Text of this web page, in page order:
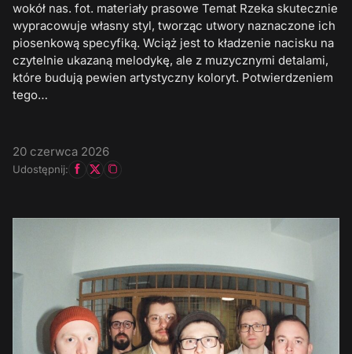
wokół nas. fot. materiały prasowe Temat Rzeka skutecznie
wypracowuje własny styl, tworząc utwory naznaczone ich
piosenkową specyfiką. Wciąż jest to kładzenie nacisku na
czytelnie ukazaną melodykę, ale z muzycznymi detalami,
które budują pewien artystyczny koloryt. Potwierdzeniem
tego…
20 czerwca 2026
Udostępnij: